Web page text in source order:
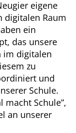
eigene
digitalen Raum
ein
das unsere
im digitalen
zu
und
Schule.
macht Schule”,
an unserer